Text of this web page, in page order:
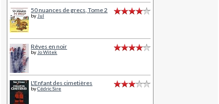
50 nuances de grecs, Tome 2
byJul
Rêves en noir
byJo Witek
L'Enfant des cimetières
byCédric Sire